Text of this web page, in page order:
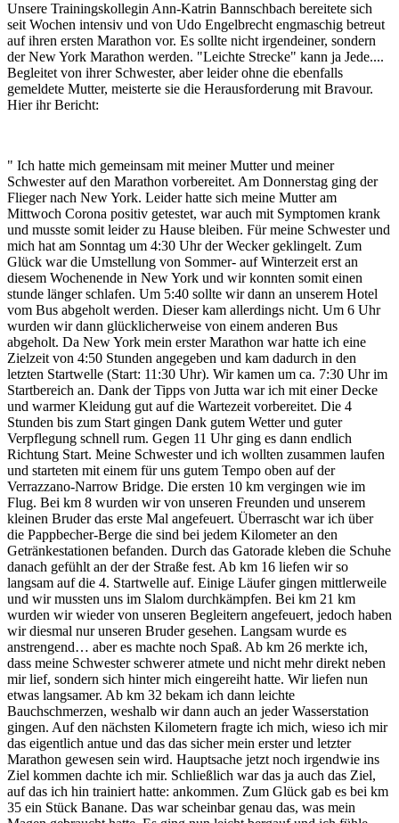
Unsere Trainingskollegin Ann-Katrin Bannschbach bereitete sich
seit Wochen intensiv und von Udo Engelbrecht engmaschig betreut
auf ihren ersten Marathon vor. Es sollte nicht irgendeiner, sondern
der New York Marathon werden. "Leichte Strecke" kann ja Jede....
Begleitet von ihrer Schwester, aber leider ohne die ebenfalls
gemeldete Mutter, meisterte sie die Herausforderung mit Bravour.
Hier ihr Bericht:
" Ich hatte mich gemeinsam mit meiner Mutter und meiner
Schwester auf den Marathon vorbereitet. Am Donnerstag ging der
Flieger nach New York. Leider hatte sich meine Mutter am
Mittwoch Corona positiv getestet, war auch mit Symptomen krank
und musste somit leider zu Hause bleiben. Für meine Schwester und
mich hat am Sonntag um 4:30 Uhr der Wecker geklingelt. Zum
Glück war die Umstellung von Sommer- auf Winterzeit erst an
diesem Wochenende in New York und wir konnten somit einen
stunde länger schlafen. Um 5:40 sollte wir dann an unserem Hotel
vom Bus abgeholt werden. Dieser kam allerdings nicht. Um 6 Uhr
wurden wir dann glücklicherweise von einem anderen Bus
abgeholt. Da New York mein erster Marathon war hatte ich eine
Zielzeit von 4:50 Stunden angegeben und kam dadurch in den
letzten Startwelle (Start: 11:30 Uhr). Wir kamen um ca. 7:30 Uhr im
Startbereich an. Dank der Tipps von Jutta war ich mit einer Decke
und warmer Kleidung gut auf die Wartezeit vorbereitet. Die 4
Stunden bis zum Start gingen Dank gutem Wetter und guter
Verpflegung schnell rum. Gegen 11 Uhr ging es dann endlich
Richtung Start. Meine Schwester und ich wollten zusammen laufen
und starteten mit einem für uns gutem Tempo oben auf der
Verrazzano-Narrow Bridge. Die ersten 10 km vergingen wie im
Flug. Bei km 8 wurden wir von unseren Freunden und unserem
kleinen Bruder das erste Mal angefeuert. Überrascht war ich über
die Pappbecher-Berge die sind bei jedem Kilometer an den
Getränkestationen befanden. Durch das Gatorade kleben die Schuhe
danach gefühlt an der der Straße fest. Ab km 16 liefen wir so
langsam auf die 4. Startwelle auf. Einige Läufer gingen mittlerweile
und wir mussten uns im Slalom durchkämpfen. Bei km 21 km
wurden wir wieder von unseren Begleitern angefeuert, jedoch haben
wir diesmal nur unseren Bruder gesehen. Langsam wurde es
anstrengend… aber es machte noch Spaß. Ab km 26 merkte ich,
dass meine Schwester schwerer atmete und nicht mehr direkt neben
mir lief, sondern sich hinter mich eingereiht hatte. Wir liefen nun
etwas langsamer. Ab km 32 bekam ich dann leichte
Bauchschmerzen, weshalb wir dann auch an jeder Wasserstation
gingen. Auf den nächsten Kilometern fragte ich mich, wieso ich mir
das eigentlich antue und das das sicher mein erster und letzter
Marathon gewesen sein wird. Hauptsache jetzt noch irgendwie ins
Ziel kommen dachte ich mir. Schließlich war das ja auch das Ziel,
auf das ich hin trainiert hatte: ankommen. Zum Glück gab es bei km
35 ein Stück Banane. Das war scheinbar genau das, was mein